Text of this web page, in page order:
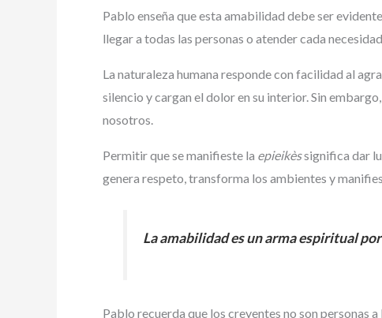
Pablo enseña que esta amabilidad debe ser
llegar a todas las personas o atender cada
La naturaleza humana responde con facilidad al
silencio y cargan el dolor en su interior. Sin
nosotros.
Permitir que se manifieste la epieikèssignifica dar
genera respeto, transforma los ambientes y
La amabilidad es un arma espiritual
Pablo recuerda que los creyentes no son personas